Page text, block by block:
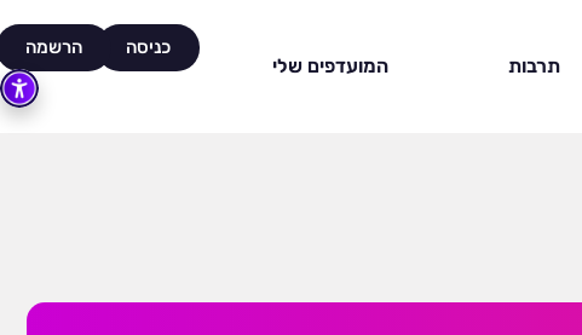
תרבות המועדפים שלי
כניסה הרשמה